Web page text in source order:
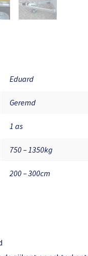
Eduard
Geremd
1 as
750 – 1350kg
200 – 300cm